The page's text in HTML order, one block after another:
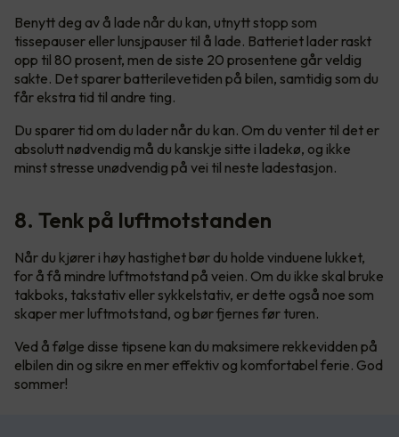
Benytt deg av å lade når du kan, utnytt stopp som
tissepauser eller lunsjpauser til å lade. Batteriet lader raskt
opp til 80 prosent, men de siste 20 prosentene går veldig
sakte. Det sparer batterilevetiden på bilen, samtidig som du
får ekstra tid til andre ting.
Du sparer tid om du lader når du kan. Om du venter til det er
absolutt nødvendig må du kanskje sitte i ladekø, og ikke
minst stresse unødvendig på vei til neste ladestasjon.
8. Tenk på luftmotstanden
Når du kjører i høy hastighet bør du holde vinduene lukket,
for å få mindre luftmotstand på veien. Om du ikke skal bruke
takboks, takstativ eller sykkelstativ, er dette også noe som
skaper mer luftmotstand, og bør fjernes før turen.
Ved å følge disse tipsene kan du maksimere rekkevidden på
elbilen din og sikre en mer effektiv og komfortabel ferie. God
sommer!